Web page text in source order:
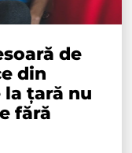
de
din
la țară nu
fără